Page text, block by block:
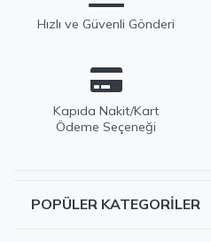
Hızlı ve Güvenli Gönderi
Kapıda Nakit/Kart
Ödeme Seçeneği
POPÜLER KATEGORILER